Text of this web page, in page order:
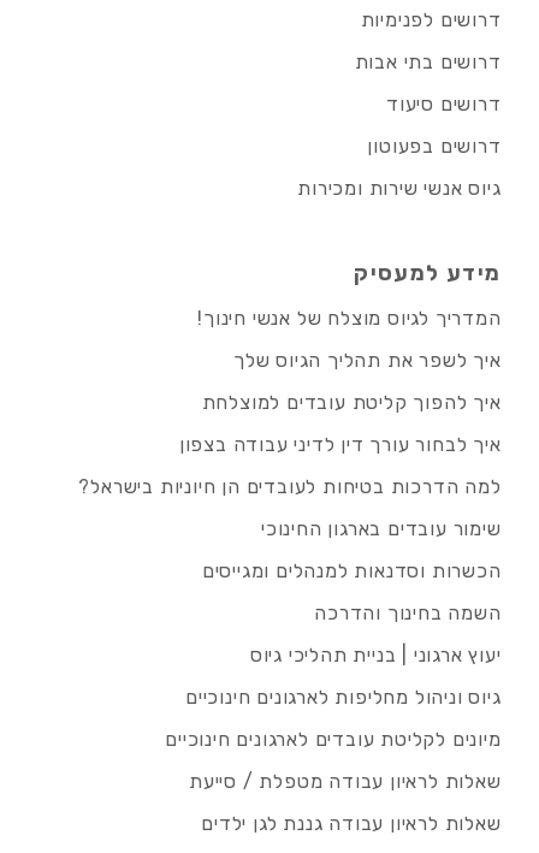
דרושים לפנימיות
דרושים בתי אבות
דרושים סיעוד
דרושים בפעוטון
גיוס אנשי שירות ומכירות
מידע למעסיק
המדריך לגיוס מוצלח של אנשי חינוך!
איך לשפר את תהליך הגיוס שלך
איך להפוך קליטת עובדים למוצלחת
איך לבחור עורך דין לדיני עבודה בצפון
למה הדרכות בטיחות לעובדים הן חיוניות בישראל?
שימור עובדים בארגון החינוכי
הכשרות וסדנאות למנהלים ומגייסים
השמה בחינוך והדרכה
יעוץ ארגוני | בניית תהליכי גיוס
גיוס וניהול מחליפות לארגונים חינוכיים
מיונים לקליטת עובדים לארגונים חינוכיים
שאלות לראיון עבודה מטפלת / סייעת
שאלות לראיון עבודה גננת לגן ילדים